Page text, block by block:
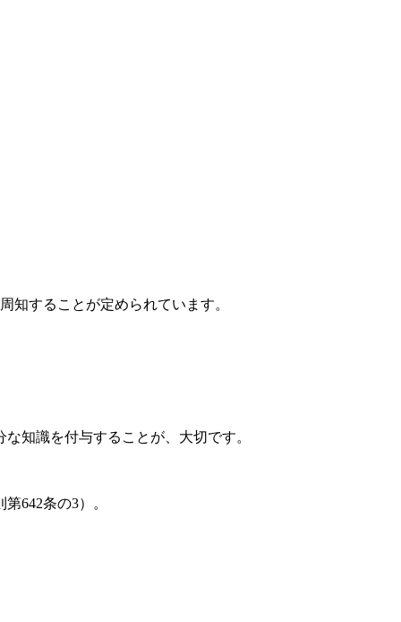
知することが定められています。
知識を付与することが、大切です。
642条の3）。